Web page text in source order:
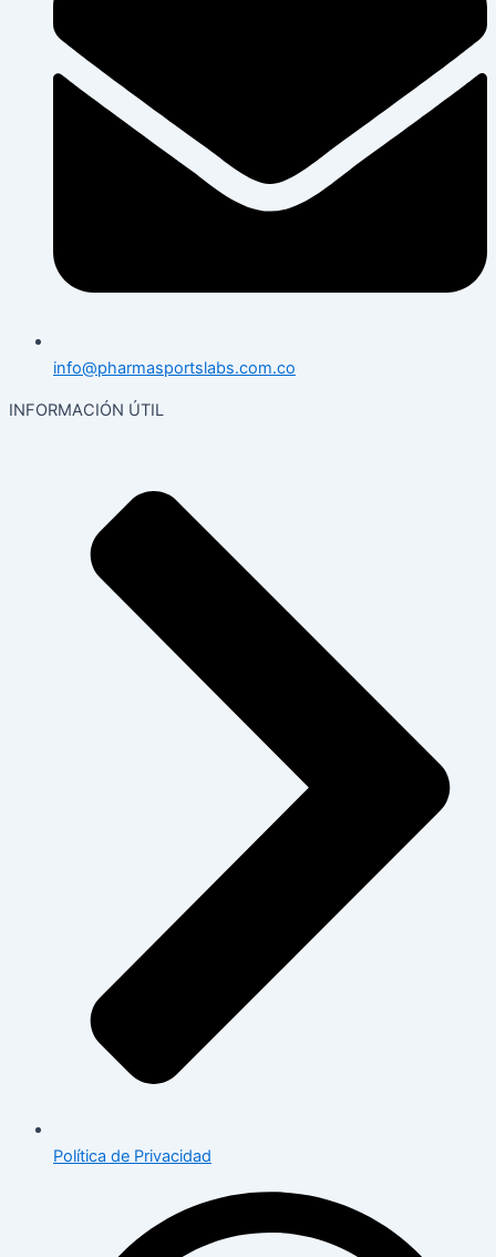
info@pharmasportslabs.com.co
INFORMACIÓN ÚTIL
Política de Privacidad